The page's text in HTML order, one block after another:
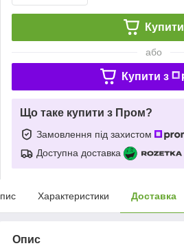
Купити
або
Купити з
Що таке купити з Пром?
Замовлення під захистом
Доступна доставка
Характеристики Доставка
Опис